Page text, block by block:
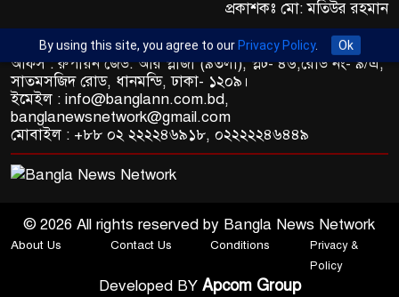
প্রকাশকঃ মো: মতিউর রহমান
অফিস : রুপায়ন জেড. আর প্লাজা (৯তলা), প্লট- ৪৬,রোড নং- ৯/এ,
সাতমসজিদ রোড, ধানমন্ডি, ঢাকা- ১২০৯।
ইমেইল : info@banglann.com.bd,
banglanewsnetwork@gmail.com
মোবাইল : +৮৮ ০২ ২২২২৪৬৯১৮, ০২২২২২৪৬৪৪৯
© 2026 All rights reserved by Bangla News Network
About Us Contact Us Conditions
Privacy &
Policy
Developed BY Apcom Group
By using this site, you agree to our Privacy Policy. Ok